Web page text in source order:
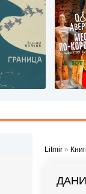
Litmir »